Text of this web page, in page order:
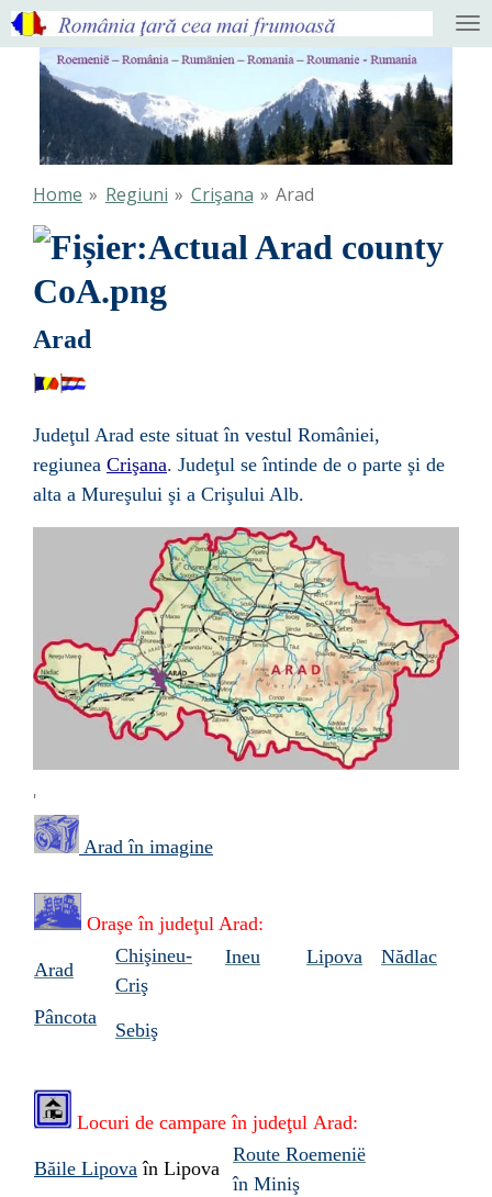
Ga
direct
naar
hoofdinhoud
Home » Regiuni » Crişana » Arad
Arad
Judeţul Arad este situat în vestul României,
regiunea Crişana. Judeţul se întinde de o parte şi de
alta a Mureşului şi a Crişului Alb.
'
Arad în imagine
Oraşe în judeţul Arad:
Arad
Chişineu-
Criş
Ineu Lipova Nădlac
Pâncota
Sebiş
Locuri de campare în judeţul Arad:
Băile Lipova în Lipova
Route Roemenië
în Miniş